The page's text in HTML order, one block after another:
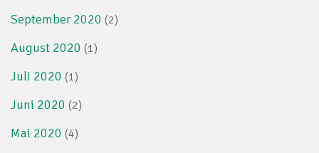
September 2020 (2)
August 2020 (1)
Juli 2020 (1)
Juni 2020 (2)
Mai 2020 (4)